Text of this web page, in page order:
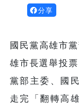
分享
國民黨高雄市
雄市長選舉投
黨部主委、國
走完「翻轉高